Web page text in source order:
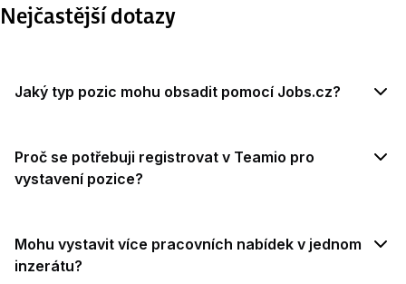
Nejčastější dotazy
Jaký typ pozic mohu obsadit pomocí Jobs.cz?
Proč se potřebuji registrovat v Teamio pro
vystavení pozice?
Mohu vystavit více pracovních nabídek v jednom
inzerátu?